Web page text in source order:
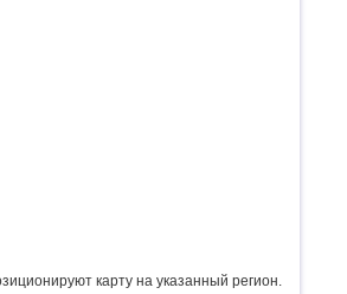
карту на указанный регион.